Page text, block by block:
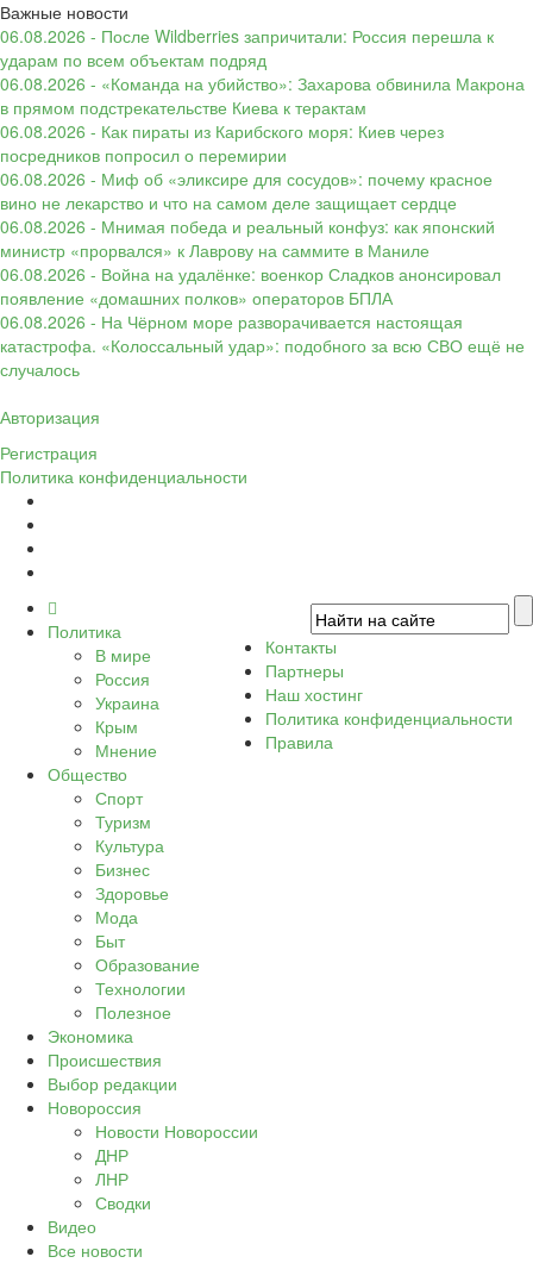
Важные новости
06.08.2026 - После Wildberries запричитали: Россия перешла к
ударам по всем объектам подряд
06.08.2026 - «Команда на убийство»: Захарова обвинила Макрона
в прямом подстрекательстве Киева к терактам
06.08.2026 - Как пираты из Карибского моря: Киев через
посредников попросил о перемирии
06.08.2026 - Миф об «эликсире для сосудов»: почему красное
вино не лекарство и что на самом деле защищает сердце
06.08.2026 - Мнимая победа и реальный конфуз: как японский
министр «прорвался» к Лаврову на саммите в Маниле
06.08.2026 - Война на удалёнке: военкор Сладков анонсировал
появление «домашних полков» операторов БПЛА
06.08.2026 - На Чёрном море разворачивается настоящая
катастрофа. «Колоссальный удар»: подобного за всю СВО ещё не
случалось
Авторизация
Регистрация
Политика конфиденциальности
Политика
В мире
Россия
Украина
Крым
Мнение
Общество
Спорт
Туризм
Культура
Бизнес
Здоровье
Мода
Быт
Образование
Технологии
Полезное
Экономика
Происшествия
Выбор редакции
Новороссия
Новости Новороссии
ДНР
ЛНР
Сводки
Видео
Все новости
Контакты
Партнеры
Наш хостинг
Политика конфиденциальности
Правила